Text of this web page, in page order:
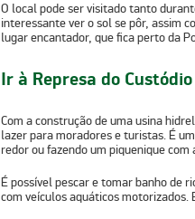
O local pode ser visitado tanto
interessante ver o sol se pôr, assim
lugar encantador, que fica perto da
Ir à Represa do Custódio
Com a construção de uma usina
lazer para moradores e turistas. É
redor ou fazendo um piquenique com
É possívelpescar e tomar banho de
com veículos aquáticos